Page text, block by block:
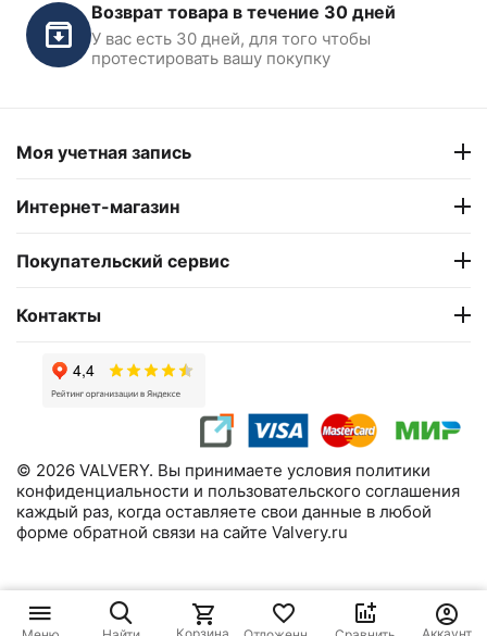
Возврат товара в течение 30 дней
У вас есть 30 дней, для того чтобы
протестировать вашу покупку
Моя учетная запись
Интернет-магазин
Покупательский сервис
Контакты
© 2026 VALVERY. Вы принимаете условия политики
конфиденциальности и пользовательского соглашения
каждый раз, когда оставляете свои данные в любой
форме обратной связи на сайте Valvery.ru